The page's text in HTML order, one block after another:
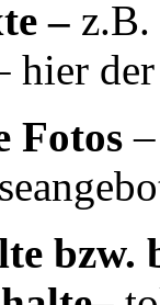
– z.B.
hier
Fotos
bzw.